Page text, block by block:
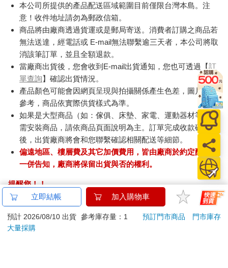
本公司所提供的產品配送區域範圍目前僅限台灣本島。注
意！收件地址請勿為郵政信箱。
商品將由廠商透過貨運或是郵局寄送。消費者訂購之商品若
無法送達，經電話或 E-mail無法聯繫逾三天者，本公司將取
消該筆訂單，並且全額退款。
當廠商出貨後，您會收到E-mail出貨通知，您也可透過【訂
單查詢】確認出貨情況。
產品顏色可能會因網頁呈現與拍攝關係產生色差，圖片僅供
參考，商品依實際供貨樣式為準。
如果是大型商品（如：傢俱、床墊、家電、運動器材等）及
需安裝商品，請依商品頁面說明為主。訂單完成收款確認
後，出貨廠商將會和您聯繫確認相關配送等細節。
偏遠地區、樓層費及其它加價費用，皆由廠商於約定配送時
一併告知，廠商將保留出貨與否的權利。
提醒您！！
金石堂及銀行均不會請您操作ATM! 如接獲電話要求您前往
ATM提款機，請不要聽從指示，以免受騙上當！
退換貨須知：
立即結帳 加入購物車
預計 2026/08/10 出貨 參考庫存量：1 預訂門市商品
門市庫存
大量採購